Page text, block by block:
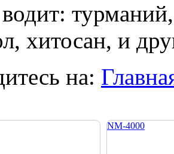
хитосан, и
на:
NM-4000